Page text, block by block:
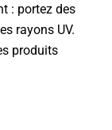
: portez des
rayons UV.
produits